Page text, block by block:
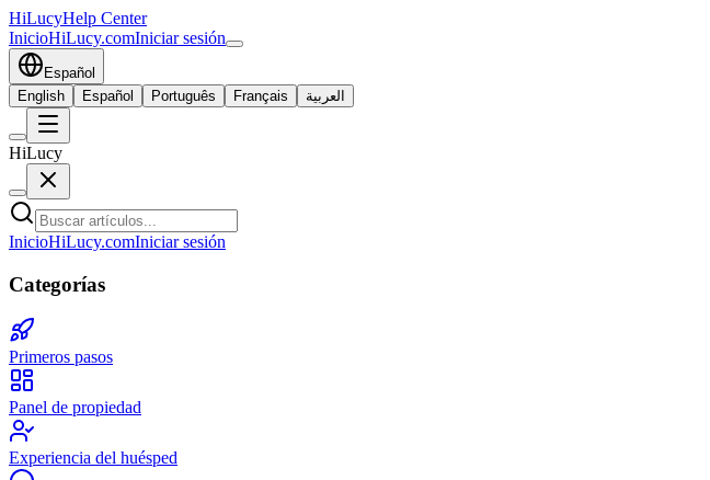
HiLucyHelp Center
InicioHiLucy.comIniciar sesión
Español
English
Español Português Français العربية
HiLucy
InicioHiLucy.comIniciar sesión
Categorías
Primeros pasos
Panel de propiedad
Experiencia del huésped